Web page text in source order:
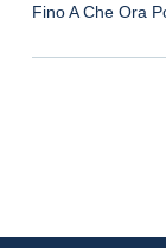
Fino A Che Ora